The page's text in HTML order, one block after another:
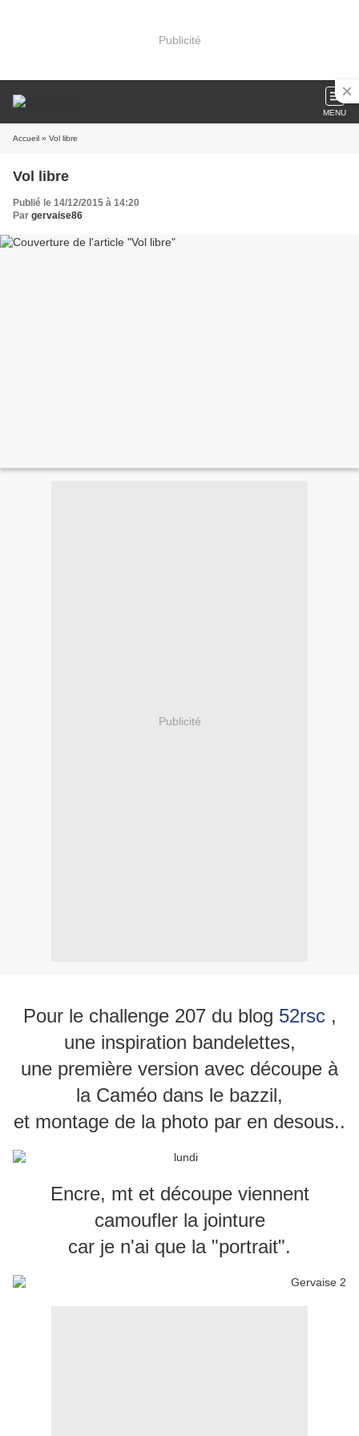
Publicité
MENU
Accueil » Vol libre
Vol libre
Publié le 14/12/2015 à 14:20
Par gervaise86
Publicité
Pour le challenge 207 du blog 52rsc,
une inspiration bandelettes,
une première version avec découpe à
la Caméo dans le bazzil,
et montage de la photo par en desous..
Encre, mt et découpe viennent
camoufler la jointure
car je n'ai que la "portrait".